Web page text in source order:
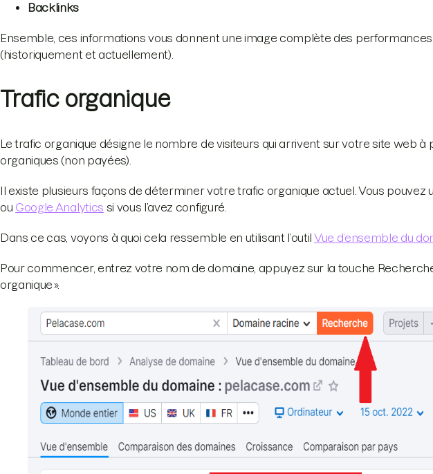
Backlinks
Ensemble, ces informations vous donnent une image complète des
(historiquement et actuellement).
Trafic organique
Le trafic organique désigne le nombre de visiteurs qui arrivent sur votre site web
organiques (non payées).
Il existe plusieurs façons de déterminer votre trafic organique actuel. Vous pouvez
ou Google Analytics si vous l’avez configuré.
Dans ce cas, voyons à quoi cela ressemble en utilisant l’outil Vue d’ensemble du
Pour commencer, entrez votre nom de domaine, appuyez sur la touche Recherche
organique ».